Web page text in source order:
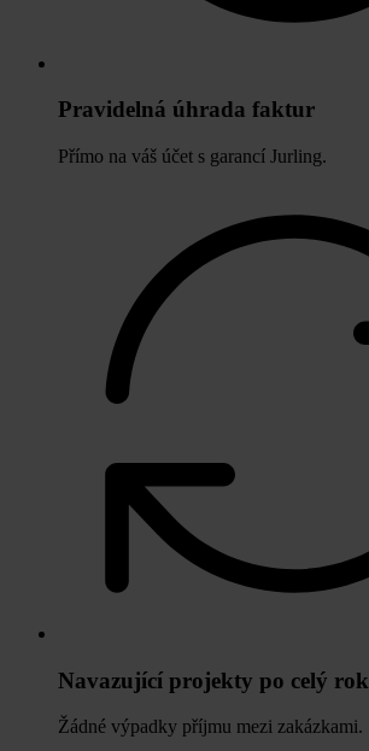
Pravidelná úhrada faktur
Přímo na váš účet s garancí Jurling.
Navazující projekty po celý rok
Žádné výpadky příjmu mezi zakázkami.